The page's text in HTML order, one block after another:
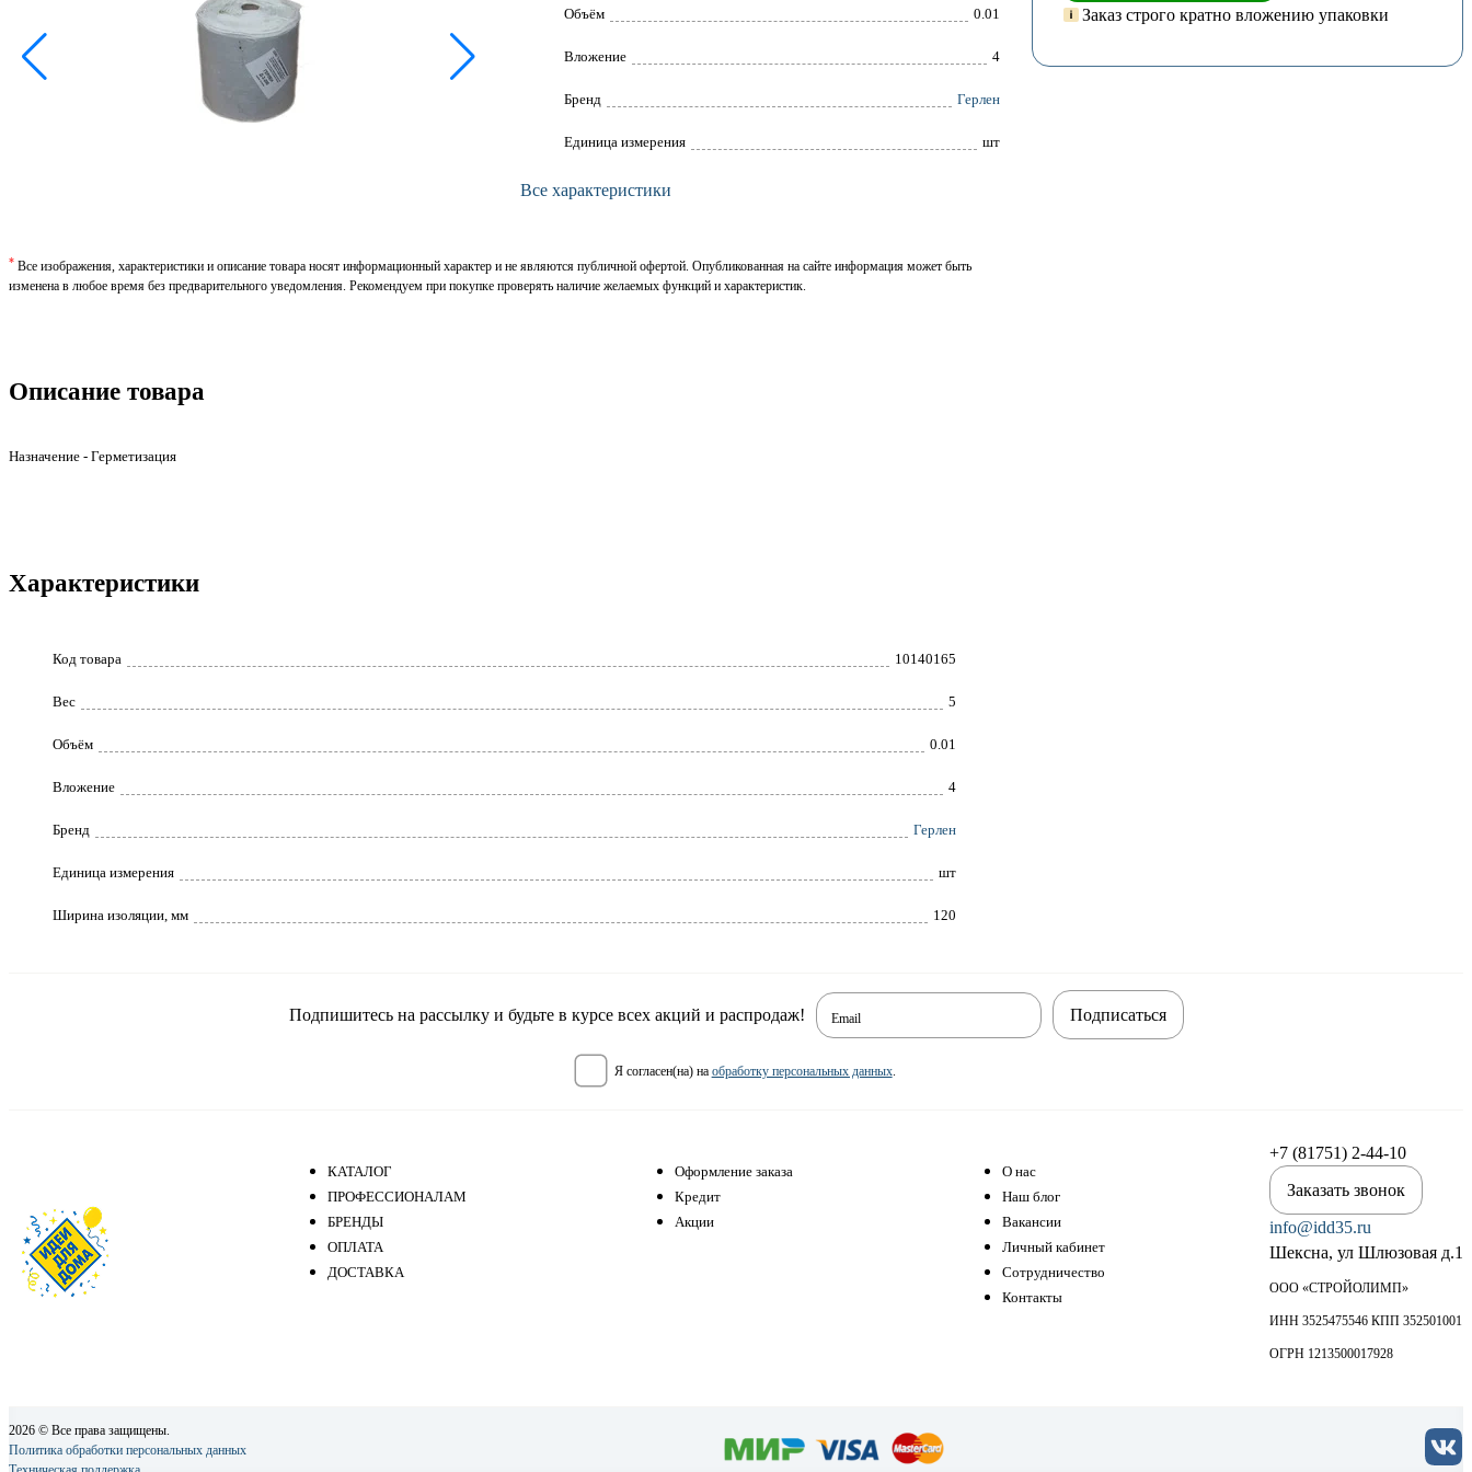
Объём 0.01
Вложение 4
Брeнд Герлен
Единица измерения шт
Все характеристики
* Все изображения, характеристики и описание товара носят информационный характер и не являются публичной офертой. Опубликованная на сайте информация может быть
изменена в любое время без предварительного уведомления. Рекомендуем при покупке проверять наличие желаемых функций и характеристик.
Заказ строго кратно вложению упаковки
Описание товара
Назначение - Герметизация
Характеристики
Код товара 10140165
Вес 5
Объём 0.01
Вложение 4
Бренд Герлен
Единица измерения шт
Ширина изоляции, мм 120
Подпишитесь на рассылку и будьте в курсе всех акций и распродаж! Email
я согласен(на) на обработку персональных данных.
Подписаться
КАТАЛОГ
ПРОФЕССИОНАЛАМ
БРЕНДЫ
ОПЛАТА
ДОСТАВКА
Оформление заказа
Кредит
Акции
О нас
Наш блог
Вакансии
Личный кабинет
Сотрудничество
Контакты
+7 (81751) 2-44-10
Заказать звонок
info@idd35.ru
Шексна, ул Шлюзовая д.1
ООО «СТРОЙОЛИМП»
ИНН 3525475546 КПП 352501001
ОГРН 1213500017928
2026 © Все права защищены.
Политика обработки персональных данных